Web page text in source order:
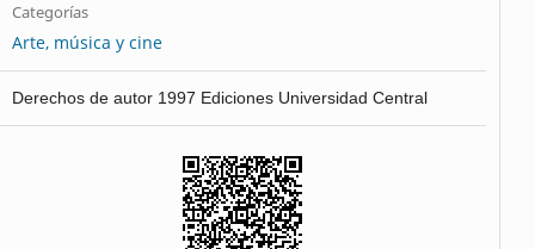
Categorías
Arte, música y cine
Derechos de autor 1997 Ediciones Universidad Central